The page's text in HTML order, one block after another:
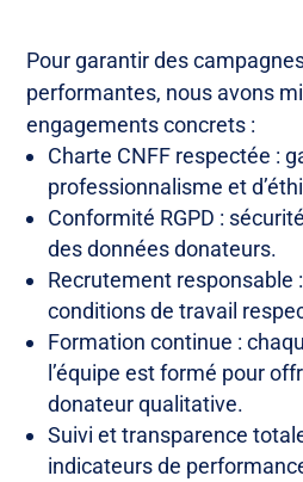
Pour garantir des
performantes, nous avons
engagements concrets :
Charte CNFF respectée :
professionnalisme et
Conformité RGPD :
des données donateurs.
Recrutement responsable
conditions de travail
Formation continue :
l’équipe est formé pour
donateur qualitative.
Suivi et transparence
indicateurs de